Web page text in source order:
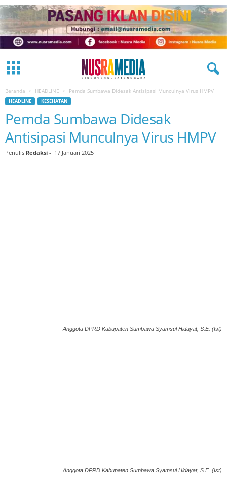
Beranda HEADLINE Pemda Sumbawa Didesak Antisipasi Munculnya Virus HMPV
HEADLINE KESEHATAN
Pemda Sumbawa Didesak
Antisipasi Munculnya Virus HMPV
Penulis Redaksi - 17 Januari 2025
Anggota DPRD Kabupaten Sumbawa Syamsul Hidayat, S.E. (Ist)
Anggota DPRD Kabupaten Sumbawa Syamsul Hidayat, S.E. (Ist)